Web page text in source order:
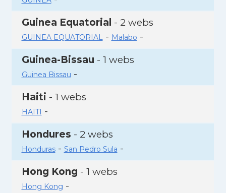
Guinea Equatorial - 2 webs
GUINEA EQUATORIAL- Malabo -
Guinea-Bissau - 1 webs
Guinea Bissau -
Haiti - 1 webs
HAITI -
Hondures - 2 webs
Honduras- San Pedro Sula -
Hong Kong - 1 webs
Hong Kong -